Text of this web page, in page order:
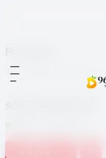
7个月前更新